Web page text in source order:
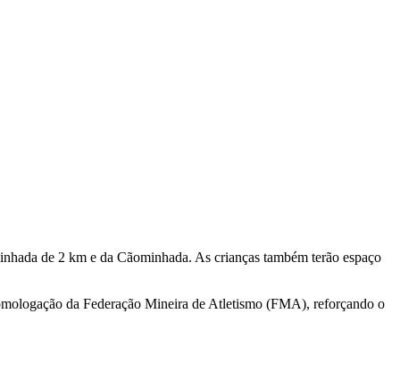
de 2 km e da Cãominhada. As crianças também terão espaço
da Federação Mineira de Atletismo (FMA), reforçando o